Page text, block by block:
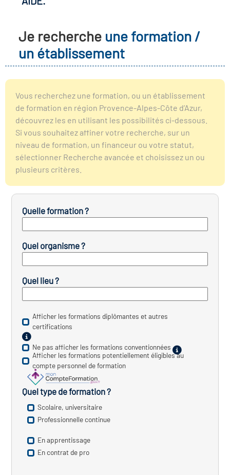
les métiers
clés métiers et
lieu d'information ou
des métiers en
des transitions
Solidaire (ESS)
du secteur sanitaire
de l'Industrie
emploi-formation
des secteurs(en
Je recherche une formation /
un établissement
Vous recherchez une formation, ou un établissement
de formation en région Provence-Alpes-Côte d’Azur,
découvrez les en utilisant les possibilités ci-dessous.
Si vous souhaitez affiner votre recherche, sur un
niveau de formation, un financeur ou votre statut,
sélectionner Recherche avancée et choisissez un ou
plusieurs critères.
Quelle formation ?
Quel organisme ?
Quel lieu ?
Afficher les formations diplômantes et autres
certifications
Ne pas afficher les formations conventionnées
Afficher les formations potentiellement éligibles au
compte personnel de formation
Quel type de formation ?
Scolaire, universitaire
Professionnelle continue
En apprentissage
En contrat de pro